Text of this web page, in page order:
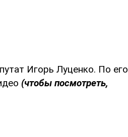
Игорь Луценко. По его
(чтобы посмотреть,